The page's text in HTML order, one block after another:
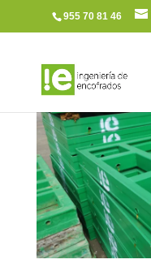
955 70 81 46